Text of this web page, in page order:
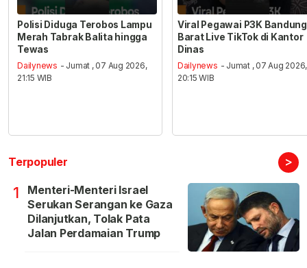
Polisi Diduga Terobos Lampu
Merah Tabrak Balita hingga
Tewas
Dailynews - Jumat , 07 Aug 2026,
21:15 WIB
Viral Pegawai P3K Bandung
Barat Live TikTok di Kantor
Dinas
Dailynews - Jumat , 07 Aug 2026,
20:15 WIB
Terpopuler >
1
Menteri-Menteri Israel
Serukan Serangan ke Gaza
Dilanjutkan, Tolak Pata
Jalan Perdamaian Trump